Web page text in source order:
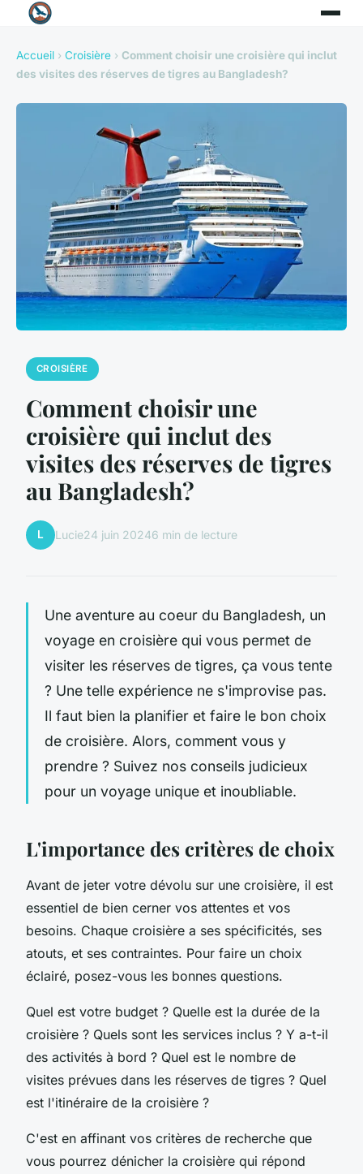
Accueil › Croisière › Comment choisir une croisière qui inclut
des visites des réserves de tigres au Bangladesh?
CROISIÈRE
Comment choisir une
croisière qui inclut des
visites des réserves de tigres
au Bangladesh?
L Lucie24 juin 20246 min de lecture
Une aventure au coeur du Bangladesh, un
voyage en croisière qui vous permet de
visiter les réserves de tigres, ça vous tente
? Une telle expérience ne s'improvise pas.
Il faut bien la planifier et faire le bon choix
de croisière. Alors, comment vous y
prendre ? Suivez nos conseils judicieux
pour un voyage unique et inoubliable.
L'importance des critères de choix
Avant de jeter votre dévolu sur une croisière, il est
essentiel de bien cerner vos attentes et vos
besoins. Chaque croisière a ses spécificités, ses
atouts, et ses contraintes. Pour faire un choix
éclairé, posez-vous les bonnes questions.
Quel est votre budget ? Quelle est la durée de la
croisière ? Quels sont les services inclus ? Y a-t-il
des activités à bord ? Quel est le nombre de
visites prévues dans les réserves de tigres ? Quel
est l'itinéraire de la croisière ?
C'est en affinant vos critères de recherche que
vous pourrez dénicher la croisière qui répond